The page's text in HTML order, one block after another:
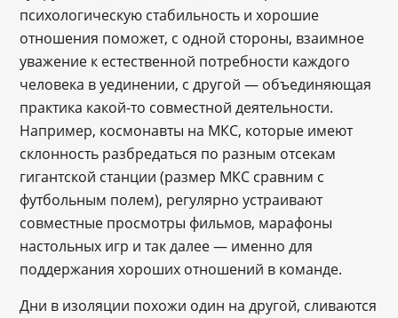
психологическую стабильность и хорошие
отношения поможет, с одной стороны, взаимное
уважение к естественной потребности каждого
человека в уединении, с другой — объединяющая
практика какой-то совместной деятельности.
Например, космонавты на МКС, которые имеют
склонность разбредаться по разным отсекам
гигантской станции (размер МКС сравним с
футбольным полем), регулярно устраивают
совместные просмотры фильмов, марафоны
настольных игр и так далее — именно для
поддержания хороших отношений в команде.
Дни в изоляции похожи один на другой, сливаются